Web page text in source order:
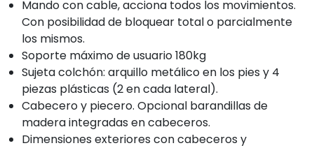
Mando con cable, acciona todos los movimientos.
Con posibilidad de bloquear total o parcialmente
los mismos.
Soporte máximo de usuario 180kg
Sujeta colchón: arquillo metálico en los pies y 4
piezas plásticas (2 en cada lateral).
Cabecero y piecero. Opcional barandillas de
madera integradas en cabeceros.
Dimensiones exteriores con cabeceros y